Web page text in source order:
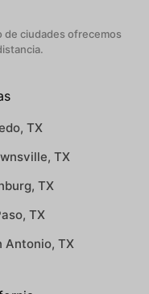
de ciudades ofrecemos
TX
TX
TX
TX
Antonio, TX